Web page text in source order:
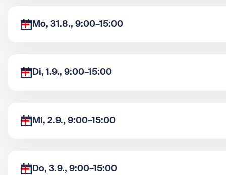
Mo, 31.8., 9:00–15:00
Di, 1.9., 9:00–15:00
Mi, 2.9., 9:00–15:00
Do, 3.9., 9:00–15:00